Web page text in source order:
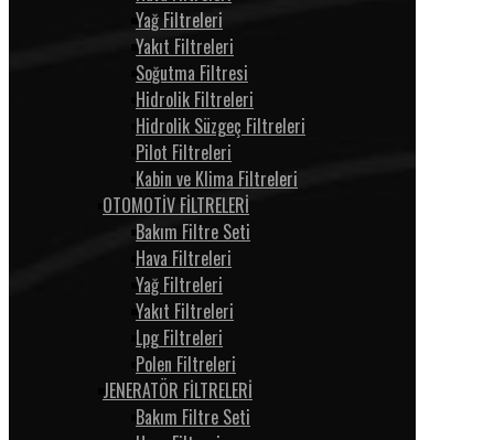
Yağ Filtreleri
Yakıt Filtreleri
Soğutma Filtresi
Hidrolik Filtreleri
Hidrolik Süzgeç Filtreleri
Pilot Filtreleri
Kabin ve Klima Filtreleri
OTOMOTİV FİLTRELERİ
Bakım Filtre Seti
Hava Filtreleri
Yağ Filtreleri
Yakıt Filtreleri
Lpg Filtreleri
Polen Filtreleri
JENERATÖR FİLTRELERİ
Bakım Filtre Seti